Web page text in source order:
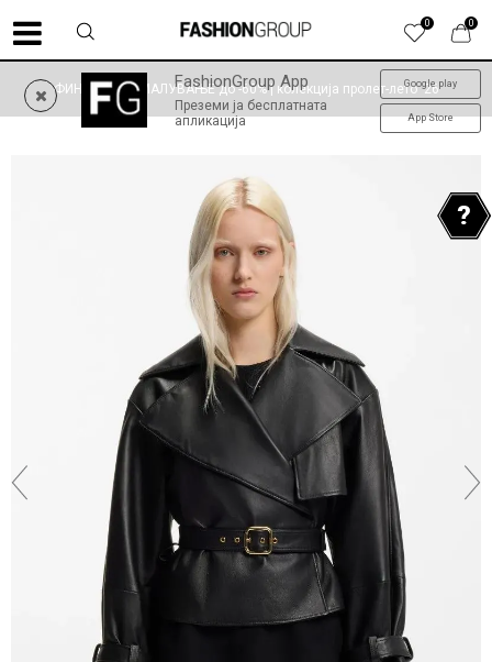
0
0
FashionGroup App
Преземи ја бесплатната
апликација
Google play
App Store
ФИНАЛНО НАМАЛУВАЊЕ до -60% | колекција пролет-лето '26